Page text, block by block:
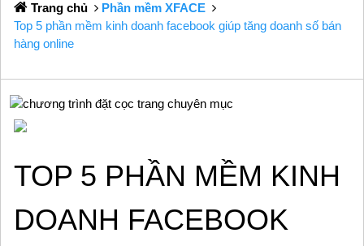
Trang chủ
Phần mềm XFACE
Top 5 phần mềm kinh doanh facebook giúp tăng doanh số bán
hàng online
TOP 5 PHẦN MỀM KINH
DOANH FACEBOOK